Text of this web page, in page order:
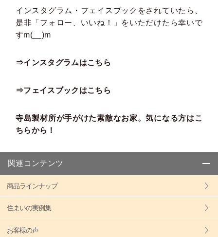
インスタグラム・フェイスブックをされていたら、
是非「フォロー、いいね！」をいただけたら幸いで
すm(__)m
⇒インスタグラムはこちら
⇒フェイスブックはこちら
寺島製材所が手がけた素敵なお家。気になる方はこ
ちらから！
関連コンテンツ
商品ラインナップ
住まいの実例集
お客様の声